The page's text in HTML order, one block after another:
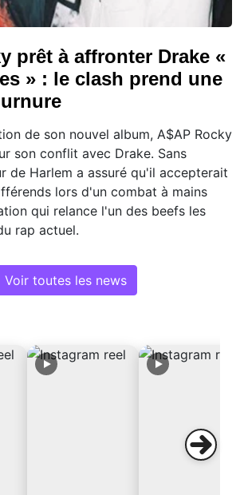
prêt à affronter Drake «
» : le clash prend une
de son nouvel album, A$AP Rocky
son conflit avec Drake. Sans
de Harlem a assuré qu'il accepterait
lors d'un combat à mains
qui relance l'un des beefs les
rap actuel.
Voir toutes les news